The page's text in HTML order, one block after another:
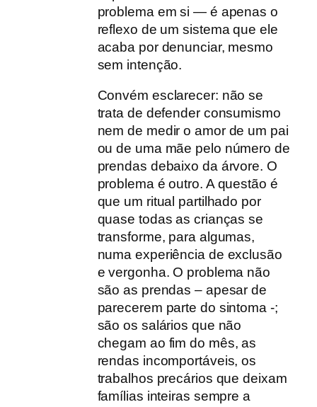
problema em si — é apenas o
reflexo de um sistema que ele
acaba por denunciar, mesmo
sem intenção.
Convém esclarecer: não se
trata de defender consumismo
nem de medir o amor de um pai
ou de uma mãe pelo número de
prendas debaixo da árvore. O
problema é outro. A questão é
que um ritual partilhado por
quase todas as crianças se
transforme, para algumas,
numa experiência de exclusão
e vergonha. O problema não
são as prendas – apesar de
parecerem parte do sintoma -;
são os salários que não
chegam ao fim do mês, as
rendas incomportáveis, os
trabalhos precários que deixam
famílias inteiras sempre a